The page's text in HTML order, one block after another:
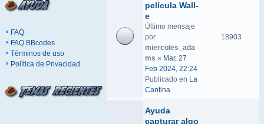
FAQ
FAQ BBcodes
Términos de uso
Política de Privacidad
película Wall-
e
Último mensaje
por
miercoles_ada
ms « Mar, 27
Feb 2024, 22:24
Publicado en La
Cantina
18903
Ayuda
capturar algo